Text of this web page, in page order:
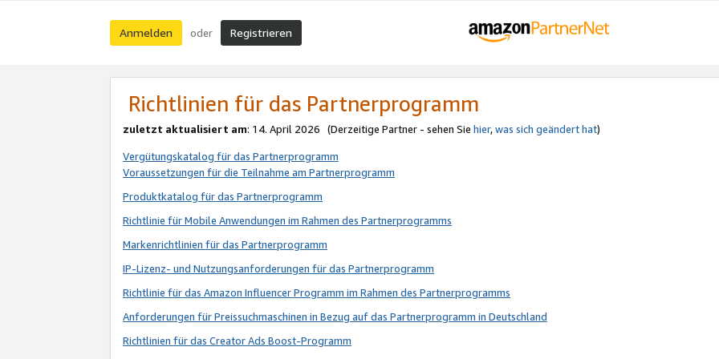
Anmelden oder Registrieren
Richtlinien für das Partnerprogramm
zuletzt aktualisiert am: 14. April 2026 (Derzeitige Partner - sehen Sie hier,was sich geändert hat)
Vergütungskatalog für das Partnerprogramm
Voraussetzungen für die Teilnahme am Partnerprogramm
Produktkatalog für das Partnerprogramm
Richtlinie für Mobile Anwendungen im Rahmen des Partnerprogramms
Markenrichtlinien für das Partnerprogramm
IP-Lizenz- und Nutzungsanforderungen für das Partnerprogramm
Richtlinie für das Amazon Influencer Programm im Rahmen des Partnerprogramms
Anforderungen für Preissuchmaschinen in Bezug auf das Partnerprogramm in Deutschland
Richtlinien für das Creator Ads Boost-Programm